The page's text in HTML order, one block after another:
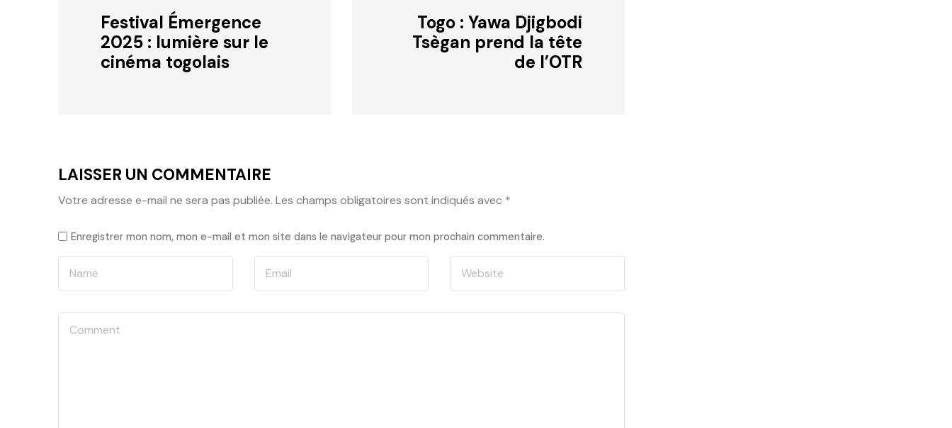
Festival Émergence
2025 : lumière sur le
cinéma togolais
Togo : Yawa Djigbodi
Tsègan prend la tête
de l’OTR
LAISSER UN COMMENTAIRE
Votre adresse e-mail ne sera pas publiée. Les champs obligatoires sont indiqués avec *
Enregistrer mon nom, mon e-mail et mon site dans le navigateur pour mon prochain commentaire.